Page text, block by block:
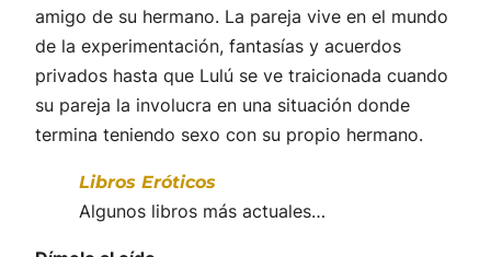
amigo de su hermano. La pareja vive en el mundo
de la experimentación, fantasías y acuerdos
privados hasta que Lulú se ve traicionada cuando
su pareja la involucra en una situación donde
termina teniendo sexo con su propio hermano.
Libros Eróticos
Algunos libros más actuales…